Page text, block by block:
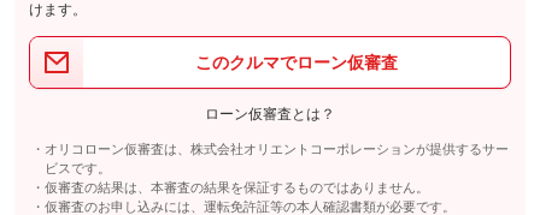
けます。
このクルマでローン仮審査
ローン仮審査とは？
オリコローン仮審査は、株式会社オリエントコーポレーションが提供するサー
ビスです。
仮審査の結果は、本審査の結果を保証するものではありません。
仮審査のお申し込みには、運転免許証等の本人確認書類が必要です。